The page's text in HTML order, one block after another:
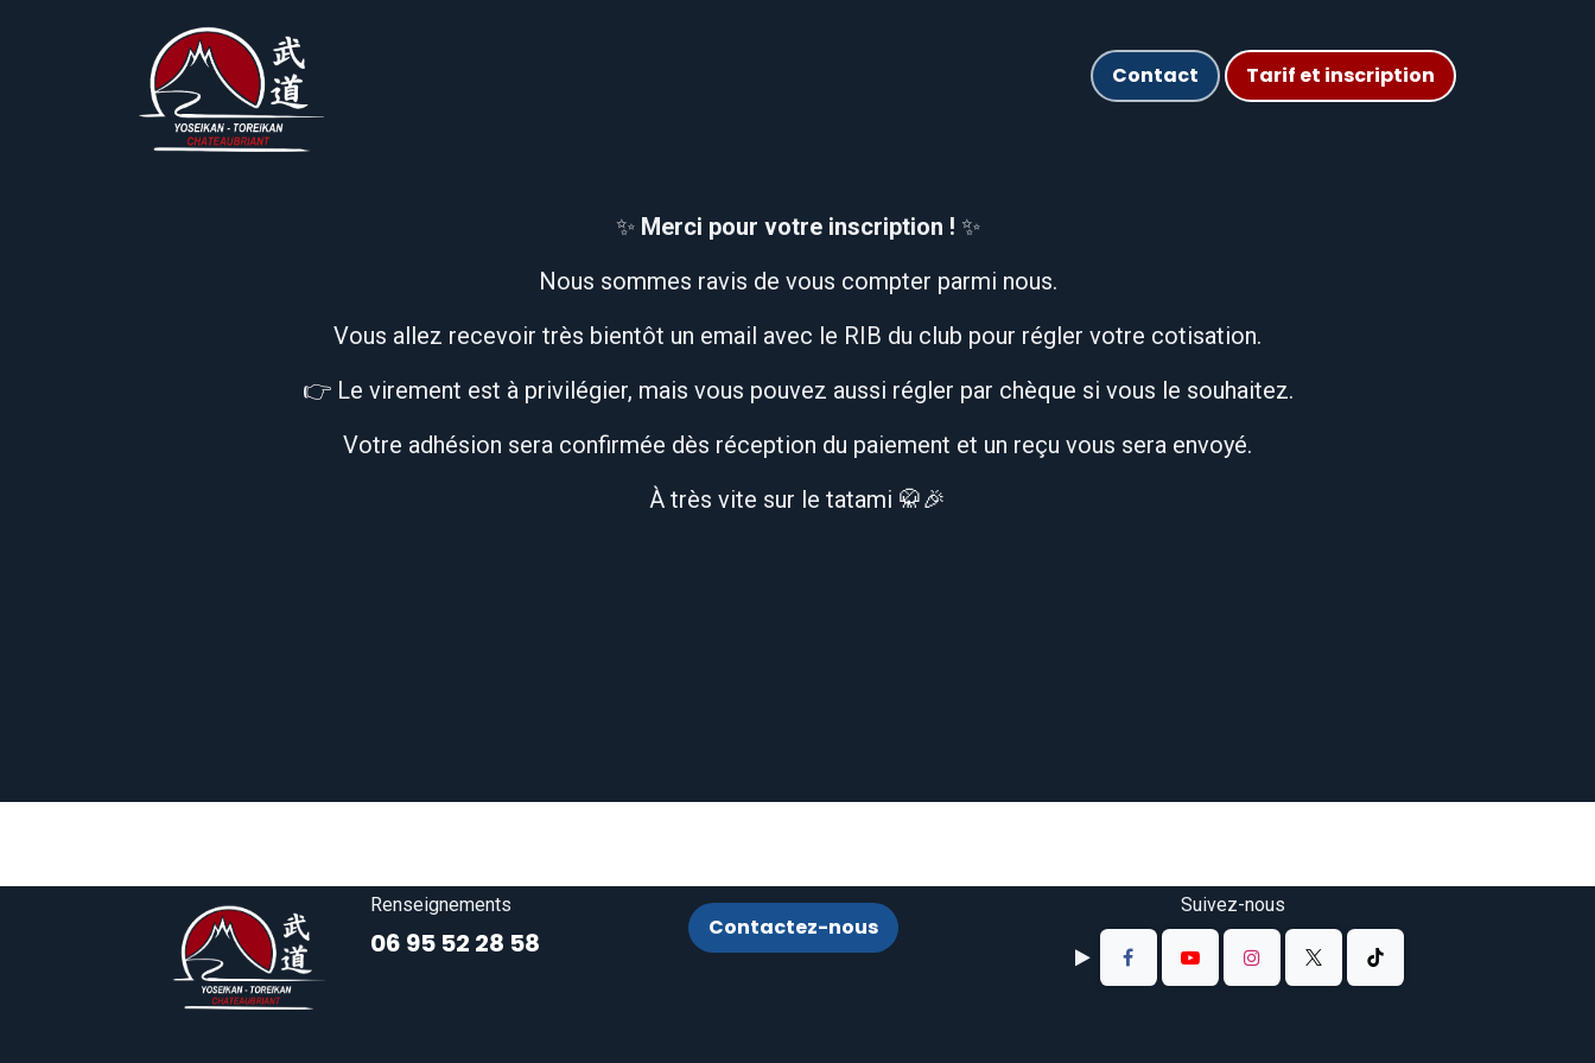
L'actu du club Stages
Contact Tarif et inscription
✨ Merci pour votre inscription ! ✨
Nous sommes ravis de vous compter parmi nous.
Vous allez recevoir très bientôt un email avec le RIB du club pour régler votre cotisation.
👉 Le virement est à privilégier, mais vous pouvez aussi régler par chèque si vous le souhaitez.
Votre adhésion sera confirmée dès réception du paiement et un reçu vous sera envoyé.
À très vite sur le tatami 🥋🎉
Renseignements
06 95 52 28 58
Suivez-nous
Contactez-nous